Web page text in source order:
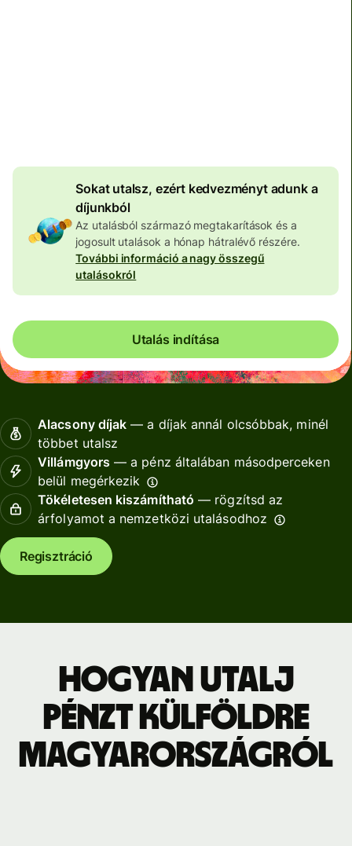
Sokat utalsz, ezért kedvezményt adunk a
díjunkból
Az utalásból származó megtakarítások és a
jogosult utalások a hónap hátralévő részére.
További információ a nagy összegű
utalásokról
Utalás indítása
Alacsony díjak — a díjak annál olcsóbbak, minél
többet utalsz
Villámgyors — a pénz általában másodperceken
belül megérkezik
Tökéletesen kiszámítható — rögzítsd az
árfolyamot a nemzetközi utalásodhoz
Regisztráció
Hogyan utalj
pénzt külföldre
Magyarországról